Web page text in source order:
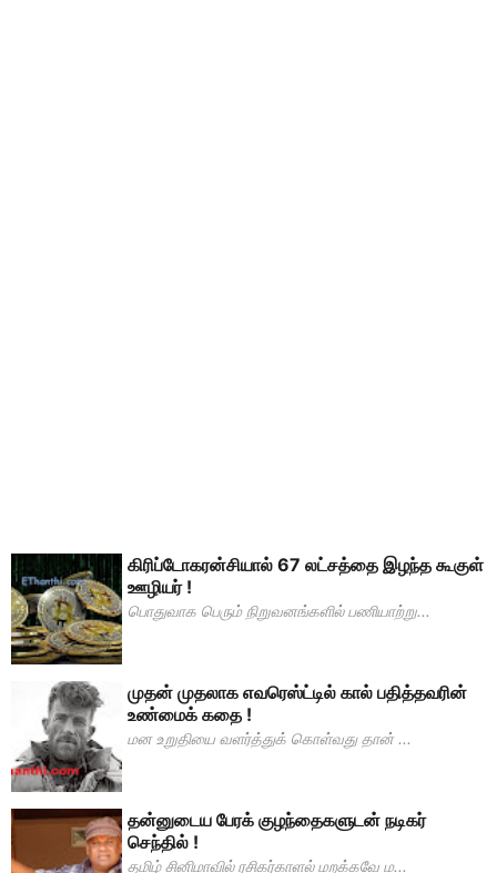
கிரிப்டோகரன்சியால் 67 லட்சத்தை இழந்த கூகுள்
ஊழியர் !
பொதுவாக பெரும் நிறுவனங்களில் பணியாற்று...
முதன் முதலாக எவரெஸ்ட்டில் கால் பதித்தவரின்
உண்மைக் கதை !
மன உறுதியை வளர்த்துக் கொள்வது தான் ...
தன்னுடைய பேரக் குழந்தைகளுடன் நடிகர்
செந்தில் !
தமிழ் சினிமாவில் ரசிகர்காளல் மறக்கவே ம...